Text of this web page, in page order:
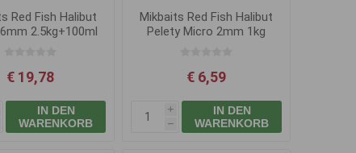
Red Fish Halibut
2.5kg+100ml
€ 19,78
IN DEN
WARENKORB
Mikbaits Red Fish Halibut
Pelety Micro 2mm 1kg
€ 6,59
i
h
IN DEN
WARENKORB